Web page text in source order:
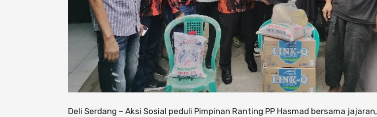
Deli Serdang – Aksi Sosial peduli Pimpinan Ranting PP Hasmad bersama jajaran,